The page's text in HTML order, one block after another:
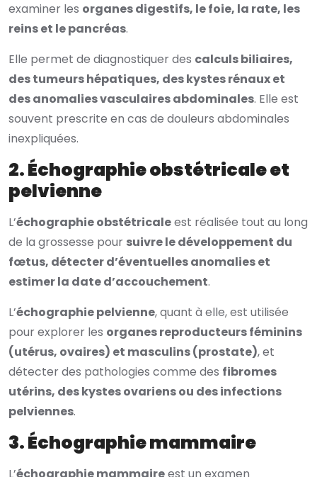
examiner les organes digestifs, le foie, la rate, les
reins et le pancréas.
Elle permet de diagnostiquer des calculs biliaires,
des tumeurs hépatiques, des kystes rénaux et
des anomalies vasculaires abdominales. Elle est
souvent prescrite en cas de douleurs abdominales
inexpliquées.
2. Échographie obstétricale et
pelvienne
L’échographie obstétricaleest réalisée tout au long
de la grossesse pour suivre le développement du
fœtus, détecter d’éventuelles anomalies et
estimer la date d’accouchement.
L’échographie pelvienne, quant à elle, est utilisée
pour explorer les organes reproducteurs féminins
(utérus, ovaires) et masculins (prostate), et
détecter des pathologies comme des fibromes
utérins, des kystes ovariens ou des infections
pelviennes.
3. Échographie mammaire